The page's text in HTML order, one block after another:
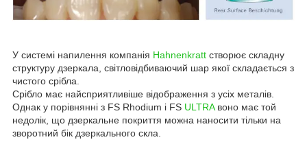
У системі напилення компанія Hahnenkratt створює складну
структуру дзеркала, світловідбиваючий шар якої складається з
чистого срібла.
Срібло має найсприятливіше відображення з усіх металів.
Однак у порівнянні з FS Rhodium і FS ULTRAвоно має той
недолік, що дзеркальне покриття можна наносити тільки на
зворотний бік дзеркального скла.